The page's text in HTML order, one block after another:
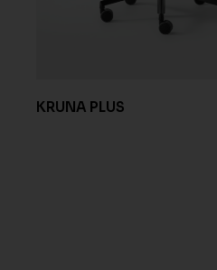
KRUNA PLUS